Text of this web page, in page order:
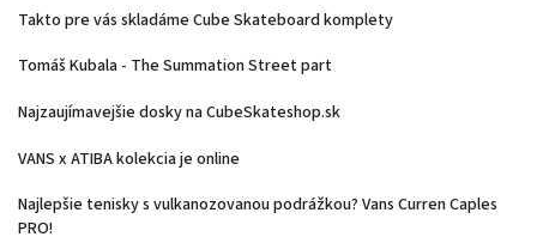
Takto pre vás skladáme Cube Skateboard komplety
Tomáš Kubala - The Summation Street part
Najzaujímavejšie dosky na CubeSkateshop.sk
VANS x ATIBA kolekcia je online
Najlepšie tenisky s vulkanozovanou podrážkou? Vans Curren Caples
PRO!